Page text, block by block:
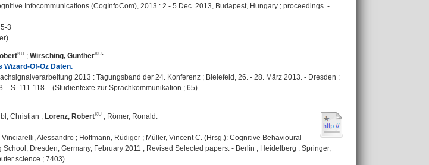
Infocommunications (CogInfoCom), 2013 : 2 - 5 Dec. 2013, Budapest, Hungary ; proceedings. -
3
; Wirsching, Günther
:
Of-Oz Daten.
2013 : Tagungsband der 24. Konferenz ; Bielefeld, 26. - 28. März 2013. - Dresden :
- S. 111-118. - (Studientexte zur Sprachkommunikation ; 65)
Christian ; Lorenz, Robert ; Römer, Ronald :
Alessandro ; Hoffmann, Rüdiger ; Müller, Vincent C. (Hrsg.): Cognitive Behavioural
Dresden, Germany, February 2011 ; Revised Selected papers. - Berlin ; Heidelberg : Springer,
science ; 7403)